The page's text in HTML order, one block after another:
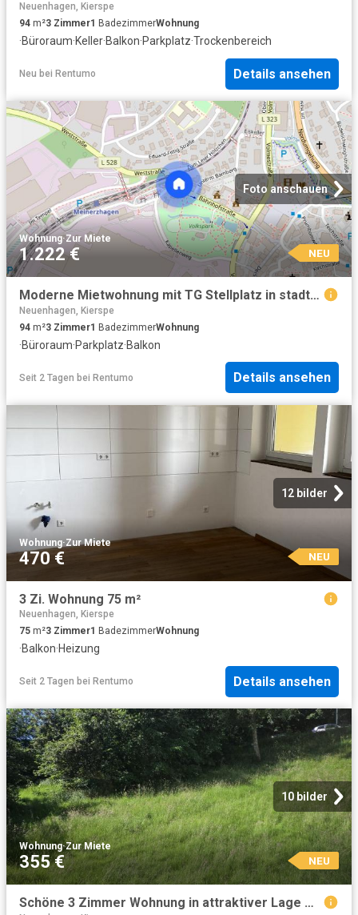
Neuenhagen, Kierspe
94 m²3 Zimmer1 BadezimmerWohnung
·Büroraum·Keller·Balkon·Parkplatz·Trockenbereich
Neu bei Rentumo Details ansehen
Foto anschauen
Wohnung·Zur Miete
1.222 € NEU
Moderne Mietwohnung mit TG Stellplatz in stadtzentraler Lage von Meinerzhagen
Neuenhagen, Kierspe
94 m²3 Zimmer1 BadezimmerWohnung
·Büroraum·Parkplatz·Balkon
Seit 2 Tagen bei Rentumo Details ansehen
12 bilder
Wohnung·Zur Miete
470 € NEU
3 Zi. Wohnung 75 m²
Neuenhagen, Kierspe
75 m²3 Zimmer1 BadezimmerWohnung
·Balkon·Heizung
Seit 2 Tagen bei Rentumo Details ansehen
10 bilder
Wohnung·Zur Miete
355 € NEU
Schöne 3 Zimmer Wohnung in attraktiver Lage mit 1.000 Gutschein